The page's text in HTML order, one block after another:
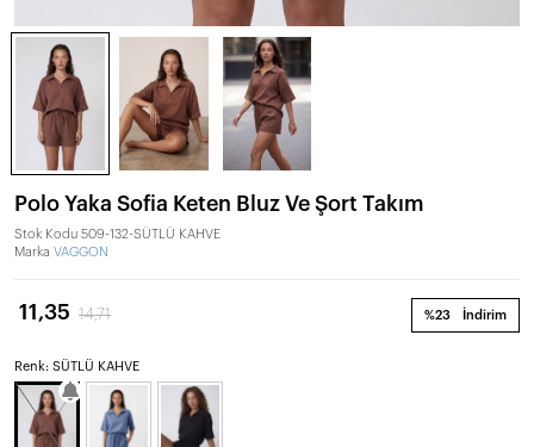
Polo Yaka Sofia Keten Bluz Ve Şort Takım
Stok Kodu 509-132-SÜTLÜ KAHVE
Marka VAGGON
%23 İndirim
11,35 14,71
Renk: SÜTLÜ KAHVE